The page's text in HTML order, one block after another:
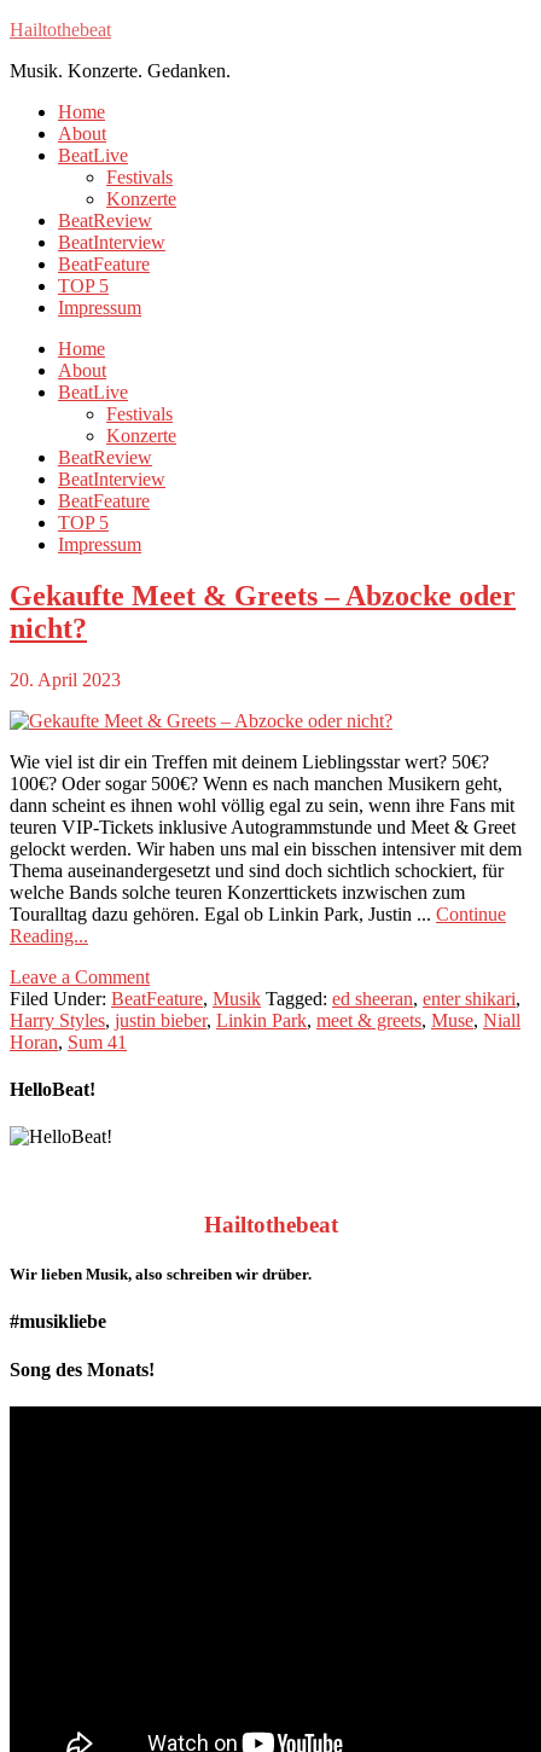
Hailtothebeat
Musik. Konzerte. Gedanken.
Home
About
BeatLive
Festivals
Konzerte
BeatReview
BeatInterview
BeatFeature
TOP 5
Impressum
Home
About
BeatLive
Festivals
Konzerte
BeatReview
BeatInterview
BeatFeature
TOP 5
Impressum
Gekaufte Meet & Greets – Abzocke oder
nicht?
20. April 2023
Wie viel ist dir ein Treffen mit deinem Lieblingsstar wert? 50€?
100€? Oder sogar 500€? Wenn es nach manchen Musikern geht,
dann scheint es ihnen wohl völlig egal zu sein, wenn ihre Fans mit
teuren VIP-Tickets inklusive Autogrammstunde und Meet & Greet
gelockt werden. Wir haben uns mal ein bisschen intensiver mit dem
Thema auseinandergesetzt und sind doch sichtlich schockiert, für
welche Bands solche teuren Konzerttickets inzwischen zum
Touralltag dazu gehören. Egal ob Linkin Park, Justin ... Continue
Reading...
Leave a Comment
Filed Under: BeatFeature, Musik Tagged: ed sheeran, enter shikari,
Harry Styles, justin bieber, Linkin Park, meet & greets, Muse, Niall
Horan, Sum 41
HelloBeat!
Hailtothebeat
Wir lieben Musik, also schreiben wir drüber.
#musikliebe
Song des Monats!